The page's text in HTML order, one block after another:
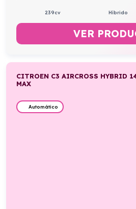
239cv Híbrido
VER
CITROEN C3 AIRCROSS HYBRID
MAX
Automático